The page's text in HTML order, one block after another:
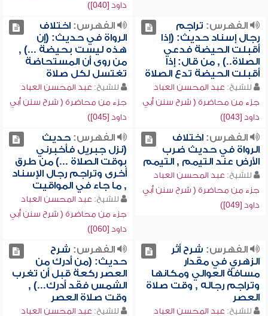
داود [040])
الفهرس: تراجم
رجال إسناد حديث: (إذا
أقبلت الحيضة فدعي
الصلاة..) , من قال: إذا
أقبلت الحيضة تدع الصلاة
للشيخ: عبد المحسن العباد
جزء من محاضرة ( شرح سنن أبي
داود [043])
الفهرس:اختلاف
الرواة في حديث: (إن
هذه ليست بحيضة ...) ,
من روى أن المستحاضة
تغتسل لكل صلاة
للشيخ: عبد المحسن العباد
جزء من محاضرة ( شرح سنن أبي
داود [045])
الفهرس:اختلاف
الرواة في حديث ضرب
الأرض عند التيمم , التيمم
للشيخ: عبد المحسن العباد
جزء من محاضرة ( شرح سنن أبي
داود [049])
الفهرس:حديث
(نزل جبريل فأخبرني
بوقت الصلاة ...) من طرق
أخرى وتراجم رجال الإسناد
, ما جاء في المواقيت
للشيخ: عبد المحسن العباد
جزء من محاضرة ( شرح سنن أبي
داود [060])
الفهرس: شرح أثر
الزهري في مقدار
مسافة العوالي ومكانها
وتراجم رجاله , وقت صلاة
العصر
للشيخ: عبد المحسن العباد
الفهرس: شرح
حديث: (من أدرك من
العصر ركعة قبل أن تغرب
الشمس فقد أدرك...) ,
وقت صلاة العصر
للشيخ: عبد المحسن العباد